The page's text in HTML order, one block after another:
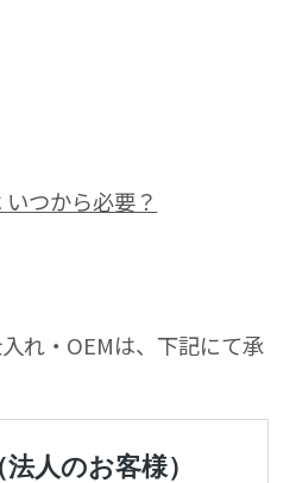
つから必要？
れ・OEMは、下記にて承